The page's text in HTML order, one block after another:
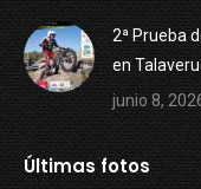
2ª Prueba
en
junio 8,
Últimas fotos